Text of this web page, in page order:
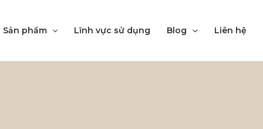
Sản phẩm Lĩnh vực sử dụng Blog Liên hệ